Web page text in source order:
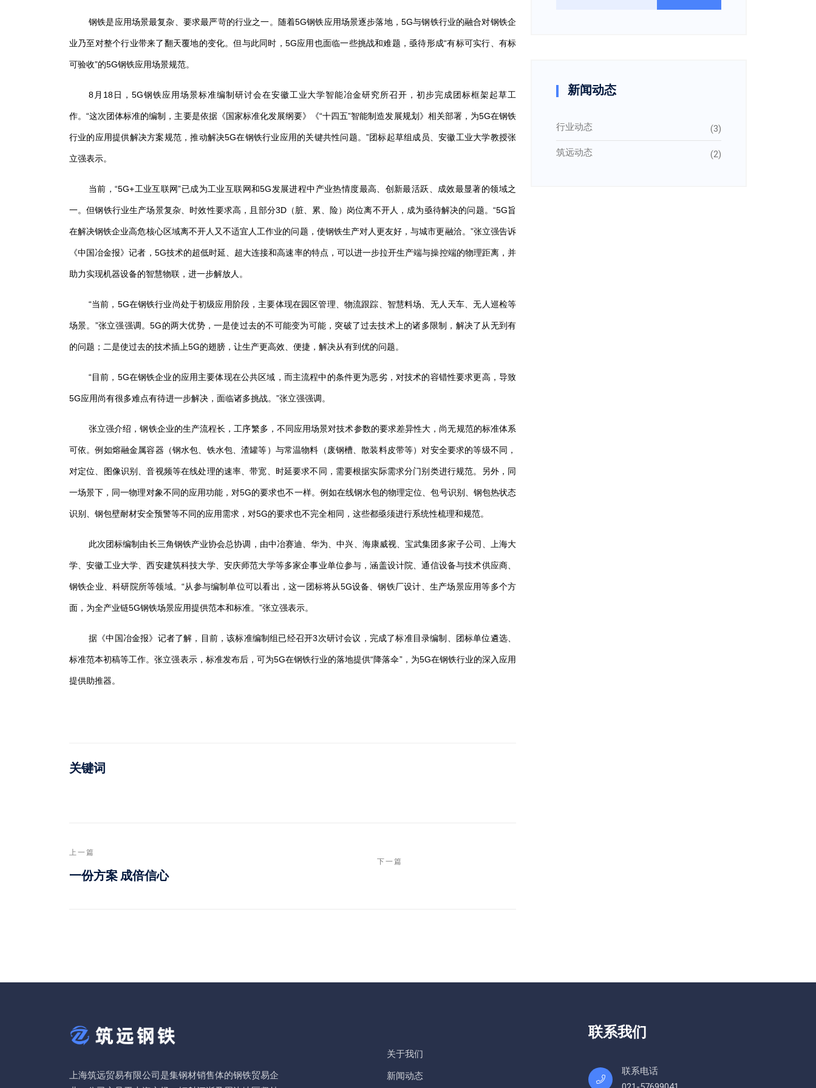
钢铁是应用场景最复杂、要求最严苛的行业之一。随着5G钢铁应用场景逐步落地， 5G与钢铁行业的融合对钢铁企
业乃至对整个行业带来了翻天覆地的变化。但与此同时， 5G应用也面临一些挑战和难题，亟待形成“有标可实行、有标
可验收”的5G钢铁应用场景规范。
8 月 18日， 5G钢铁应用场景标准编制研讨会在安徽工业大学智能冶金研究所召开，初步完成团标框架起草工
作。“这次团体标准的编制，主要是依据《国家标准化发展纲要》《“十四五”智能制造发展规划》相关部署，为5G在钢铁
行业的应用提供解决方案规范，推动解决5G在钢铁行业应用的关键共性问题。”团标起草组成员、安徽工业大学教授张
立强表示。
当前，“5G+工业互联网”已成为工业互联网和5G发展进程中产业热情度最高、创新最活跃、成效最显著的领域之
一。但钢铁行业生产场景复杂、时效性要求高，且部分3D（脏、累、险）岗位离不开人，成为亟待解决的问题。“5G旨
在解决钢铁企业高危核心区域离不开人又不适宜人工作业的问题，使钢铁生产对人更友好，与城市更融洽。”张立强告诉
《中国冶金报》记者， 5G技术的超低时延、超大连接和高速率的特点，可以进一步拉开生产端与操控端的物理距离，并
助力实现机器设备的智慧物联，进一步解放人。
“当前， 5G在钢铁行业尚处于初级应用阶段，主要体现在园区管理、物流跟踪、智慧料场、无人天车、无人巡检等
场景。”张立强强调。5G的两大优势，一是使过去的不可能变为可能，突破了过去技术上的诸多限制，解决了从无到有
的问题；二是使过去的技术插上5G的翅膀，让生产更高效、便捷，解决从有到优的问题。
“目前， 5G在钢铁企业的应用主要体现在公共区域，而主流程中的条件更为恶劣，对技术的容错性要求更高，导致
5G应用尚有很多难点有待进一步解决，面临诸多挑战。”张立强强调。
张立强介绍，钢铁企业的生产流程长，工序繁多，不同应用场景对技术参数的要求差异性大，尚无规范的标准体系
可依。例如熔融金属容器（钢水包、铁水包、渣罐等）与常温物料（废钢槽、散装料皮带等）对安全要求的等级不同，
对定位、图像识别、音视频等在线处理的速率、带宽、时延要求不同，需要根据实际需求分门别类进行规范。另外，同
一场景下，同一物理对象不同的应用功能，对5G的要求也不一样。例如在线钢水包的物理定位、包号识别、钢包热状态
识别、钢包壁耐材安全预警等不同的应用需求，对5G的要求也不完全相同，这些都亟须进行系统性梳理和规范。
此次团标编制由长三角钢铁产业协会总协调，由中冶赛迪、华为、中兴、海康威视、宝武集团多家子公司、上海大
学、安徽工业大学、西安建筑科技大学、安庆师范大学等多家企事业单位参与，涵盖设计院、通信设备与技术供应商、
钢铁企业、科研院所等领域。“从参与编制单位可以看出，这一团标将从5G设备、钢铁厂设计、生产场景应用等多个方
面，为全产业链5G钢铁场景应用提供范本和标准。”张立强表示。
据《中国冶金报》记者了解，目前，该标准编制组已经召开3次研讨会议，完成了标准目录编制、团标单位遴选、
标准范本初稿等工作。张立强表示，标准发布后，可为5G在钢铁行业的落地提供“降落伞”，为5G在钢铁行业的深入应用
提供助推器。
关键词
上一篇
一份方案 成倍信心
下一篇
新闻动态
行业动态 (3)
筑远动态 (2)
上海筑远贸易有限公司是集钢材销售体的钢铁贸易企
关于我们
新闻动态
联系我们
联系电话